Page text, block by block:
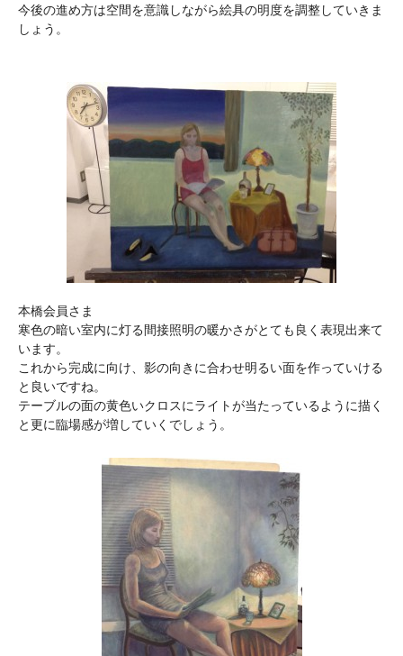
今後の進め方は空間を意識しながら絵具の明度を調整していきま
しょう。
本橋会員さま
寒色の暗い室内に灯る間接照明の暖かさがとても良く表現出来て
います。
これから完成に向け、影の向きに合わせ明るい面を作っていける
と良いですね。
テーブルの面の黄色いクロスにライトが当たっているように描く
と更に臨場感が増していくでしょう。